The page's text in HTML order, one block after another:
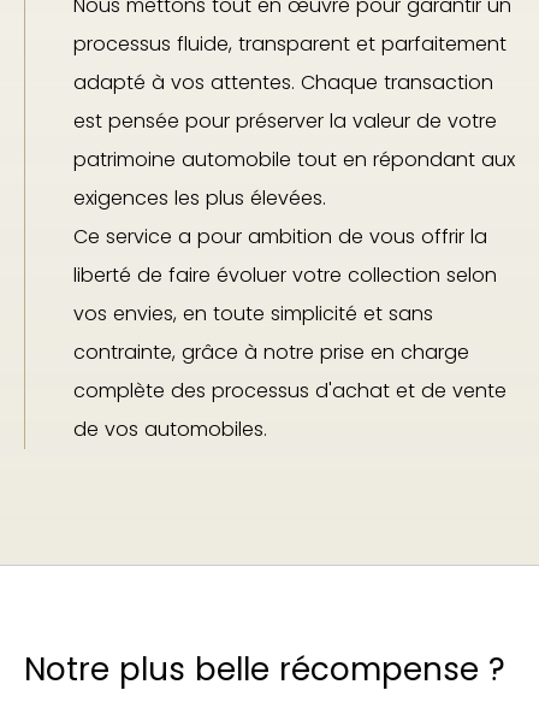
processus fluide, transparent et parfaitement
adapté à vos attentes. Chaque transaction
est pensée pour préserver la valeur de votre
patrimoine automobile tout en répondant aux
exigences les plus élevées.
Ce service a pour ambition de vous offrir la
liberté de faire évoluer votre collection selon
vos envies, en toute simplicité et sans
contrainte, grâce à notre prise en charge
complète des processus d'achat et de vente
de vos automobiles.
Notre plus belle récompense ?